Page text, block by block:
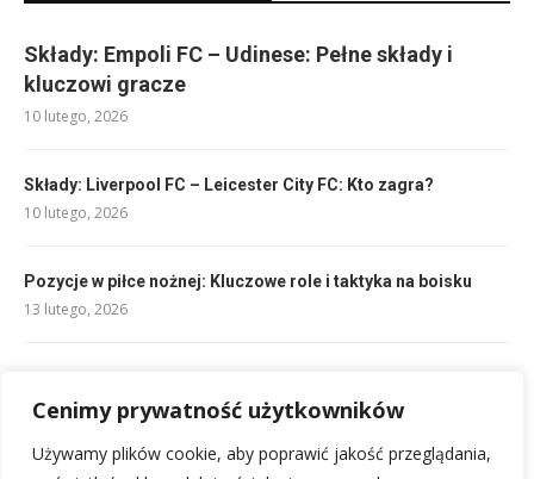
Cenimy prywatność użytkowników
Używamy plików cookie, aby poprawić jakość przeglądania,
Składy: Empoli FC – Udinese: Pełne składy i
kluczowi gracze
10 lutego, 2026
Składy: Liverpool FC – Leicester City FC: Kto zagra?
10 lutego, 2026
Pozycje w piłce nożnej: Kluczowe role i taktyka na boisku
13 lutego, 2026
10 lutego, 2026
Rankingi Lazio: Aktualna pozycja w tabeli Serie A